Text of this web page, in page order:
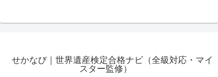
せかなび｜世界遺産検定合格ナビ（全級対応・マイ
スター監修）